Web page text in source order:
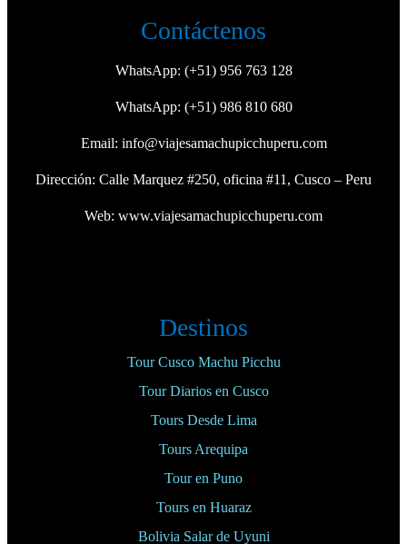
Contáctenos
WhatsApp: (+51) 956 763 128
WhatsApp: (+51) 986 810 680
Email: info@viajesamachupicchuperu.com
Dirección: Calle Marquez #250, oficina #11, Cusco – Peru
Web: www.viajesamachupicchuperu.com
Destinos
Tour Cusco Machu Picchu
Tour Diarios en Cusco
Tours Desde Lima
Tours Arequipa
Tour en Puno
Tours en Huaraz
Bolivia Salar de Uyuni